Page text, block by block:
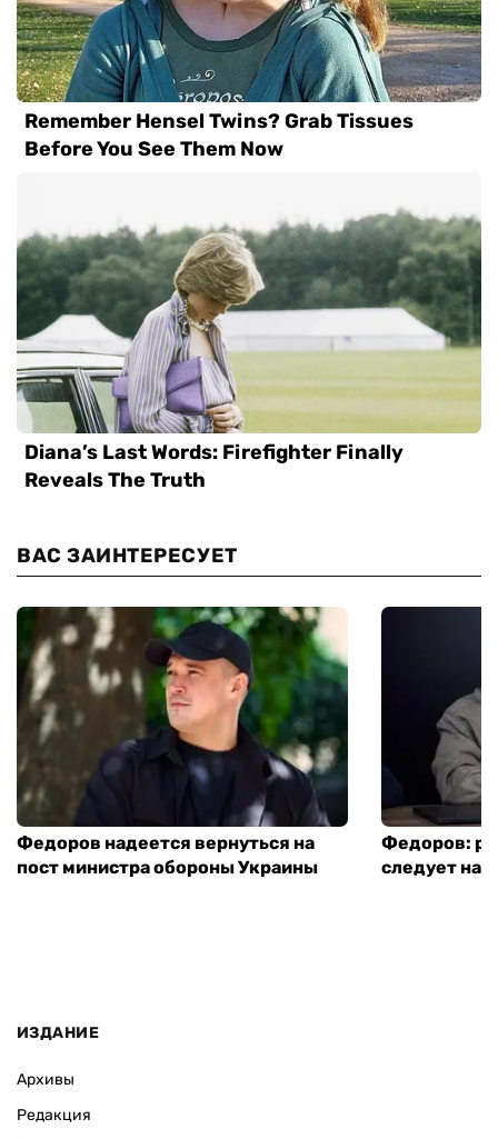
ВАС ЗАИНТЕРЕСУЕТ
Федоров надеется вернуться на
пост министра обороны Украины
Федоров:
следует
ИЗДАНИЕ
Архивы
Редакция